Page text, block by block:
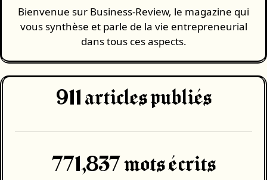
Bienvenue sur Business-Review, le magazine qui
vous synthèse et parle de la vie entrepreneurial
dans tous ces aspects.
911 articles publiés
771,837 mots écrits